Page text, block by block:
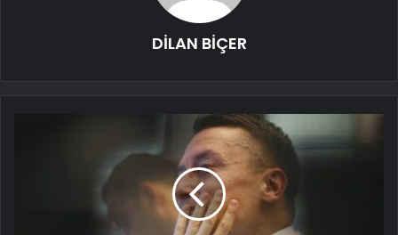
DİLAN BİÇER